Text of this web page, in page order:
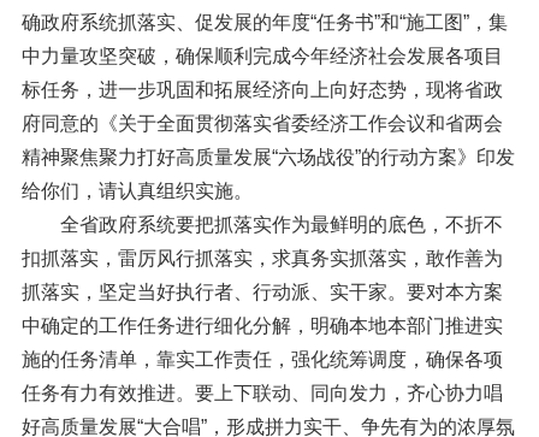
确政府系统抓落实、促发展的年度“任务书”和“施工图”，集
中力量攻坚突破，确保顺利完成今年经济社会发展各项目
标任务，进一步巩固和拓展经济向上向好态势，现将省政
府同意的《关于全面贯彻落实省委经济工作会议和省两会
精神聚焦聚力打好高质量发展“六场战役”的行动方案》印发
给你们，请认真组织实施。
全省政府系统要把抓落实作为最鲜明的底色，不折不
扣抓落实，雷厉风行抓落实，求真务实抓落实，敢作善为
抓落实，坚定当好执行者、行动派、实干家。要对本方案
中确定的工作任务进行细化分解，明确本地本部门推进实
施的任务清单，靠实工作责任，强化统筹调度，确保各项
任务有力有效推进。要上下联动、同向发力，齐心协力唱
好高质量发展“大合唱”，形成拼力实干、争先有为的浓厚氛